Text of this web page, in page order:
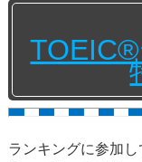
ランキングに参加